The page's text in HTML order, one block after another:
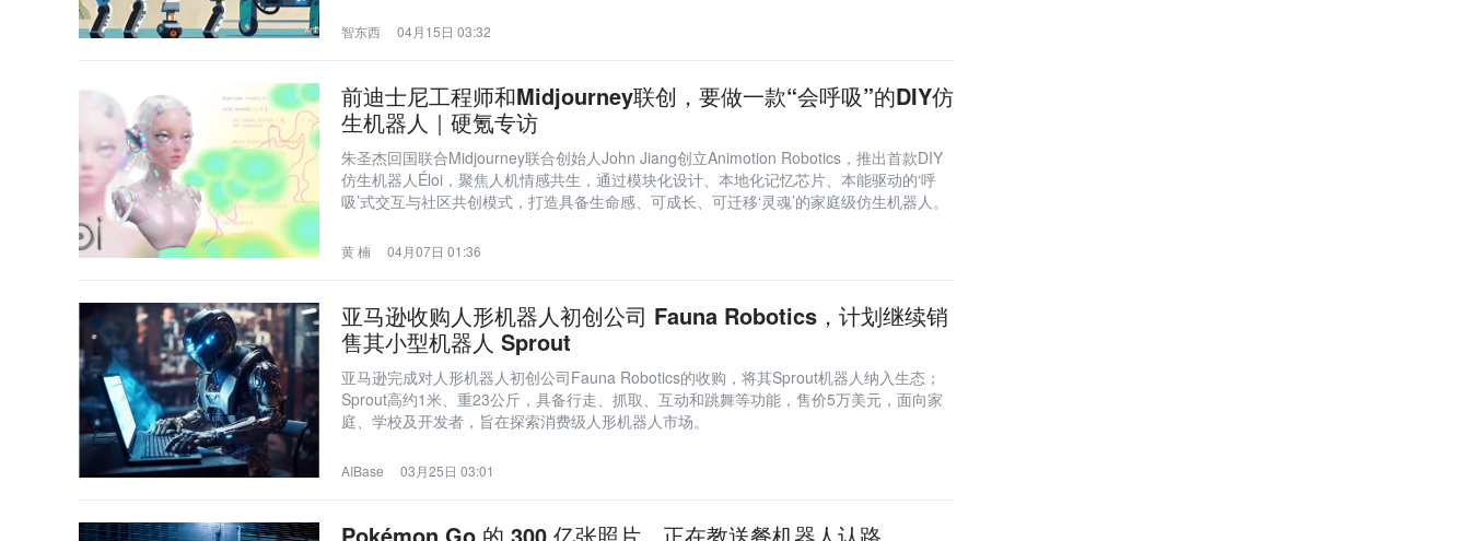
智东西 04月15日 03:32
前迪士尼工程师和Midjourney联创，要做一款“会呼吸”的DIY仿
生机器人｜硬氪专访
朱圣杰回国联合Midjourney联合创始人John Jiang创立Animotion Robotics，推出首款DIY
仿生机器人Éloi，聚焦人机情感共生，通过模块化设计、本地化记忆芯片、本能驱动的‘呼
吸’式交互与社区共创模式，打造具备生命感、可成长、可迁移‘灵魂’的家庭级仿生机器人。
黄 楠 04月07日 01:36
亚马逊收购人形机器人初创公司 Fauna Robotics，计划继续销
售其小型机器人 Sprout
亚马逊完成对人形机器人初创公司Fauna Robotics的收购，将其Sprout机器人纳入生态；
Sprout高约1米、重23公斤，具备行走、抓取、互动和跳舞等功能，售价5万美元，面向家
庭、学校及开发者，旨在探索消费级人形机器人市场。
AIBase 03月25日 03:01